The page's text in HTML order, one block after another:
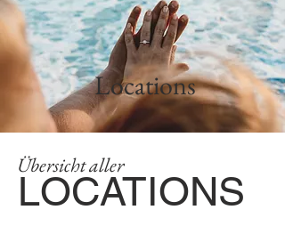
Locations
Übersicht aller
LOCATIONS